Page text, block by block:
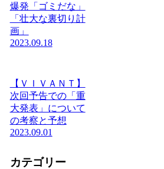
爆発「ゴミだな」
「壮大な裏切り計
画」
2023.09.18
【ＶＩＶＡＮＴ】
次回予告での「重
大発表」について
の考察と予想
2023.09.01
カテゴリー